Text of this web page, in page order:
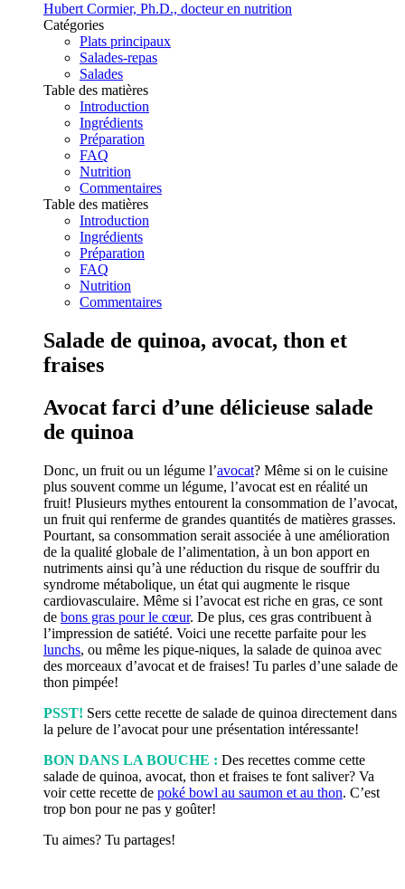
Hubert Cormier, Ph.D., docteur en nutrition
Catégories
Plats principaux
Salades-repas
Salades
Table des matières
Introduction
Ingrédients
Préparation
FAQ
Nutrition
Commentaires
Table des matières
Introduction
Ingrédients
Préparation
FAQ
Nutrition
Commentaires
Salade de quinoa, avocat, thon et
fraises
Avocat farci d’une délicieuse salade
de quinoa
Donc, un fruit ou un légume l’avocat? Même si on le cuisine
plus souvent comme un légume, l’avocat est en réalité un
fruit! Plusieurs mythes entourent la consommation de l’avocat,
un fruit qui renferme de grandes quantités de matières grasses.
Pourtant, sa consommation serait associée à une amélioration
de la qualité globale de l’alimentation, à un bon apport en
nutriments ainsi qu’à une réduction du risque de souffrir du
syndrome métabolique, un état qui augmente le risque
cardiovasculaire. Même si l’avocat est riche en gras, ce sont
de bons gras pour le cœur. De plus, ces gras contribuent à
l’impression de satiété. Voici une recette parfaite pour les
lunchs, ou même les pique-niques, la salade de quinoa avec
des morceaux d’avocat et de fraises! Tu parles d’une salade de
thon pimpée!
PSST! Sers cette recette de salade de quinoa directement dans
la pelure de l’avocat pour une présentation intéressante!
BON DANS LA BOUCHE : Des recettes comme cette
salade de quinoa, avocat, thon et fraises te font saliver? Va
voir cette recette de poké bowl au saumon et au thon. C’est
trop bon pour ne pas y goûter!
Tu aimes? Tu partages!